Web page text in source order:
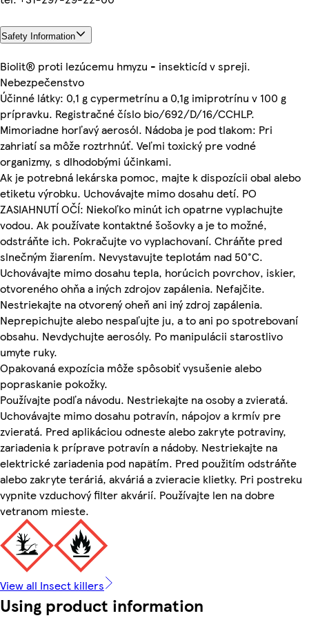
Safety Information
Biolit® proti lezúcemu hmyzu - insekticíd v spreji.
Nebezpečenstvo
Účinné látky: 0,1 g cypermetrínu a 0,1g imiprotrínu v 100 g
prípravku. Registračné číslo bio/692/D/16/CCHLP.
Mimoriadne horľavý aerosól. Nádoba je pod tlakom: Pri
zahriatí sa môže roztrhnúť. Veľmi toxický pre vodné
organizmy, s dlhodobými účinkami.
Ak je potrebná lekárska pomoc, majte k dispozícii obal alebo
etiketu výrobku. Uchovávajte mimo dosahu detí. PO
ZASIAHNUTÍ OČÍ: Niekoľko minút ich opatrne vyplachujte
vodou. Ak používate kontaktné šošovky a je to možné,
odstráňte ich. Pokračujte vo vyplachovaní. Chráňte pred
slnečným žiarením. Nevystavujte teplotám nad 50°C.
Uchovávajte mimo dosahu tepla, horúcich povrchov, iskier,
otvoreného ohňa a iných zdrojov zapálenia. Nefajčite.
Nestriekajte na otvorený oheň ani iný zdroj zapálenia.
Neprepichujte alebo nespaľujte ju, a to ani po spotrebovaní
obsahu. Nevdychujte aerosóly. Po manipulácii starostlivo
umyte ruky.
Opakovaná expozícia môže spôsobiť vysušenie alebo
popraskanie pokožky.
Používajte podľa návodu. Nestriekajte na osoby a zvieratá.
Uchovávajte mimo dosahu potravín, nápojov a krmív pre
zvieratá. Pred aplikáciou odneste alebo zakryte potraviny,
zariadenia k príprave potravín a nádoby. Nestriekajte na
elektrické zariadenia pod napätím. Pred použitím odstráňte
alebo zakryte teráriá, akváriá a zvieracie klietky. Pri postreku
vypnite vzduchový filter akvárií. Používajte len na dobre
vetranom mieste.
View all Insect killers
Using product information